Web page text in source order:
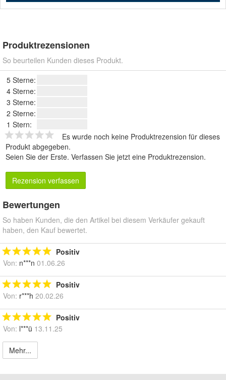
Produktrezensionen
So beurteilen Kunden dieses Produkt.
5 Sterne:
4 Sterne:
3 Sterne:
2 Sterne:
1 Stern:
Es wurde noch keine Produktrezension für dieses
Produkt abgegeben.
Seien Sie der Erste. Verfassen Sie jetzt eine Produktrezension.
Rezension verfassen
Bewertungen
So haben Kunden, die den Artikel bei diesem Verkäufer gekauft
haben, den Kauf bewertet.
Positiv
Von: n***n 01.06.26
Positiv
Von: r***h 20.02.26
Positiv
Von: l***ü 13.11.25
Mehr...